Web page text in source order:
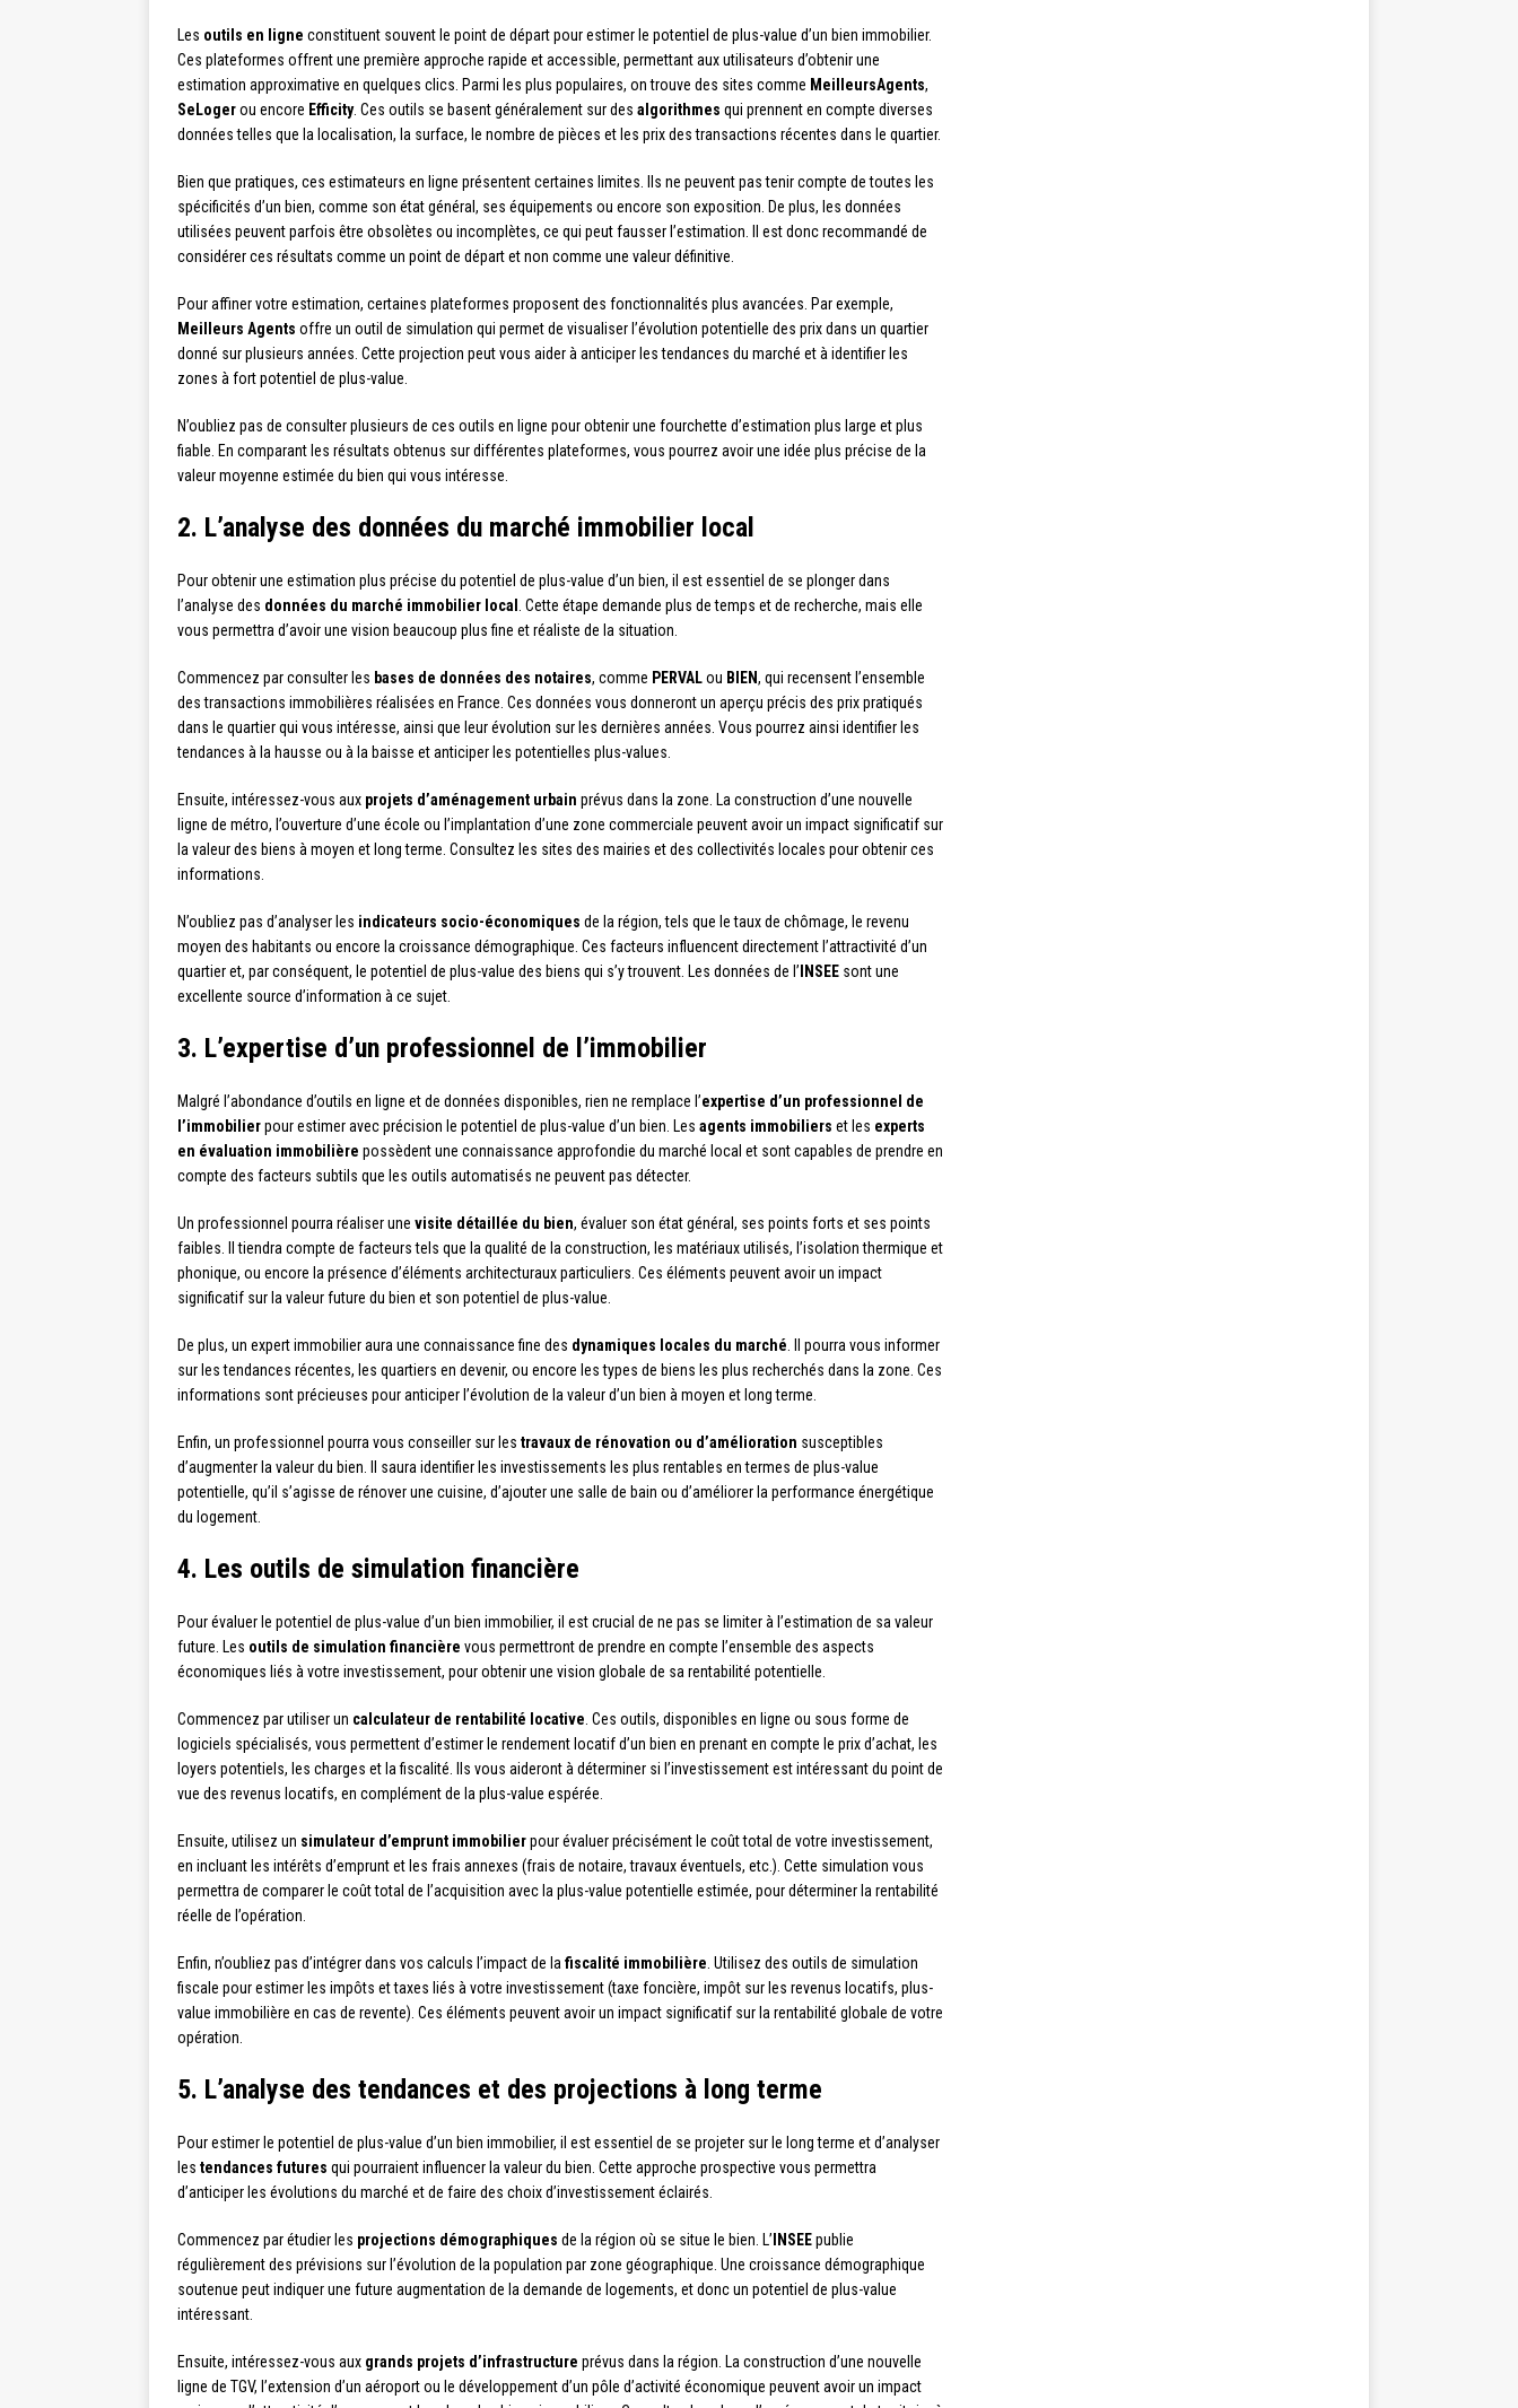
Les outils en ligne constituent souvent le point de départ pour estimer le potentiel de plus-value d’un bien immobilier.
Ces plateformes offrent une première approche rapide et accessible, permettant aux utilisateurs d’obtenir une
estimation approximative en quelques clics. Parmi les plus populaires, on trouve des sites comme MeilleursAgents,
SeLogerou encore Efficity. Ces outils se basent généralement sur des algorithmes qui prennent en compte diverses
données telles que la localisation, la surface, le nombre de pièces et les prix des transactions récentes dans le quartier.
Bien que pratiques, ces estimateurs en ligne présentent certaines limites. Ils ne peuvent pas tenir compte de toutes les
spécificités d’un bien, comme son état général, ses équipements ou encore son exposition. De plus, les données
utilisées peuvent parfois être obsolètes ou incomplètes, ce qui peut fausser l’estimation. Il est donc recommandé de
considérer ces résultats comme un point de départ et non comme une valeur définitive.
Pour affiner votre estimation, certaines plateformes proposent des fonctionnalités plus avancées. Par exemple,
Meilleurs Agents offre un outil de simulation qui permet de visualiser l’évolution potentielle des prix dans un quartier
donné sur plusieurs années. Cette projection peut vous aider à anticiper les tendances du marché et à identifier les
zones à fort potentiel de plus-value.
N’oubliez pas de consulter plusieurs de ces outils en ligne pour obtenir une fourchette d’estimation plus large et plus
fiable. En comparant les résultats obtenus sur différentes plateformes, vous pourrez avoir une idée plus précise de la
valeur moyenne estimée du bien qui vous intéresse.
2. L’analyse des données du marché immobilier local
Pour obtenir une estimation plus précise du potentiel de plus-value d’un bien, il est essentiel de se plonger dans
l’analyse des données du marché immobilier local
. Cette étape demande plus de temps et de recherche, mais elle
vous permettra d’avoir une vision beaucoup plus fine et réaliste de la situation.
Commencez par consulter les bases de données des notaires, comme PERVALou BIEN, qui recensent l’ensemble
des transactions immobilières réalisées en France. Ces données vous donneront un aperçu précis des prix pratiqués
dans le quartier qui vous intéresse, ainsi que leur évolution sur les dernières années. Vous pourrez ainsi identifier les
tendances à la hausse ou à la baisse et anticiper les potentielles plus-values.
Ensuite, intéressez-vous aux projets d’aménagement urbain prévus dans la zone. La construction d’une nouvelle
ligne de métro, l’ouverture d’une école ou l’implantation d’une zone commerciale peuvent avoir un impact significatif sur
la valeur des biens à moyen et long terme. Consultez les sites des mairies et des collectivités locales pour obtenir ces
informations.
N’oubliez pas d’analyser les indicateurs socio-économiques de la région, tels que le taux de chômage, le revenu
moyen des habitants ou encore la croissance démographique. Ces facteurs influencent directement l’attractivité d’un
quartier et, par conséquent, le potentiel de plus-value des biens qui s’y trouvent. Les données de l’ INSEE sont une
excellente source d’information à ce sujet.
3. L’expertise d’un professionnel de l’immobilier
Malgré l’abondance d’outils en ligne et de données disponibles, rien ne remplace l’expertise d’un professionnel de
l’immobilierpour estimer avec précision le potentiel de plus-value d’un bien. Les agents immobiliers et les experts
en évaluation immobilière possèdent une connaissance approfondie du marché local et sont capables de prendre en
compte des facteurs subtils que les outils automatisés ne peuvent pas détecter.
Un professionnel pourra réaliser une visite détaillée du bien, évaluer son état général, ses points forts et ses points
faibles. Il tiendra compte de facteurs tels que la qualité de la construction, les matériaux utilisés, l’isolation thermique et
phonique, ou encore la présence d’éléments architecturaux particuliers. Ces éléments peuvent avoir un impact
significatif sur la valeur future du bien et son potentiel de plus-value.
De plus, un expert immobilier aura une connaissance fine des dynamiques locales du marché . Il pourra vous informer
sur les tendances récentes, les quartiers en devenir, ou encore les types de biens les plus recherchés dans la zone. Ces
informations sont précieuses pour anticiper l’évolution de la valeur d’un bien à moyen et long terme.
Enfin, un professionnel pourra vous conseiller sur les travaux de rénovation ou d’amélioration susceptibles
d’augmenter la valeur du bien. Il saura identifier les investissements les plus rentables en termes de plus-value
potentielle, qu’il s’agisse de rénover une cuisine, d’ajouter une salle de bain ou d’améliorer la performance énergétique
du logement.
4. Les outils de simulation financière
Pour évaluer le potentiel de plus-value d’un bien immobilier, il est crucial de ne pas se limiter à l’estimation de sa valeur
future. Les outils de simulation financière vous permettront de prendre en compte l’ensemble des aspects
économiques liés à votre investissement, pour obtenir une vision globale de sa rentabilité potentielle.
Commencez par utiliser un calculateur de rentabilité locative . Ces outils, disponibles en ligne ou sous forme de
logiciels spécialisés, vous permettent d’estimer le rendement locatif d’un bien en prenant en compte le prix d’achat, les
loyers potentiels, les charges et la fiscalité. Ils vous aideront à déterminer si l’investissement est intéressant du point de
vue des revenus locatifs, en complément de la plus-value espérée.
Ensuite, utilisez un simulateur d’emprunt immobilierpour évaluer précisément le coût total de votre investissement,
en incluant les intérêts d’emprunt et les frais annexes (frais de notaire, travaux éventuels, etc.). Cette simulation vous
permettra de comparer le coût total de l’acquisition avec la plus-value potentielle estimée, pour déterminer la rentabilité
réelle de l’opération.
Enfin, n’oubliez pas d’intégrer dans vos calculs l’impact de la fiscalité immobilière . Utilisez des outils de simulation
fiscale pour estimer les impôts et taxes liés à votre investissement (taxe foncière, impôt sur les revenus locatifs, plus-
value immobilière en cas de revente). Ces éléments peuvent avoir un impact significatif sur la rentabilité globale de votre
opération.
5. L’analyse des tendances et des projections à long terme
Pour estimer le potentiel de plus-value d’un bien immobilier, il est essentiel de se projeter sur le long terme et d’analyser
les tendances futures qui pourraient influencer la valeur du bien. Cette approche prospective vous permettra
d’anticiper les évolutions du marché et de faire des choix d’investissement éclairés.
Commencez par étudier les projections démographiques de la région où se situe le bien. L’ INSEEpublie
régulièrement des prévisions sur l’évolution de la population par zone géographique. Une croissance démographique
soutenue peut indiquer une future augmentation de la demande de logements, et donc un potentiel de plus-value
intéressant.
Ensuite, intéressez-vous aux grands projets d’infrastructure prévus dans la région. La construction d’une nouvelle
ligne de TGV, l’extension d’un aéroport ou le développement d’un pôle d’activité économique peuvent avoir un impact